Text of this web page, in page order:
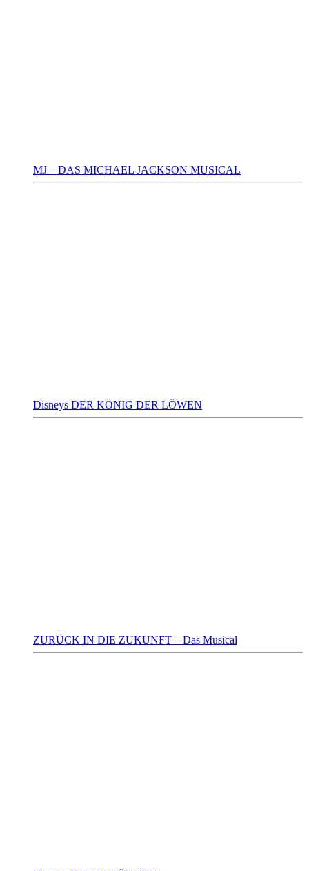
MJ – DAS MICHAEL JACKSON MUSICAL
Disneys DER KÖNIG DER LÖWEN
ZURÜCK IN DIE ZUKUNFT – Das Musical